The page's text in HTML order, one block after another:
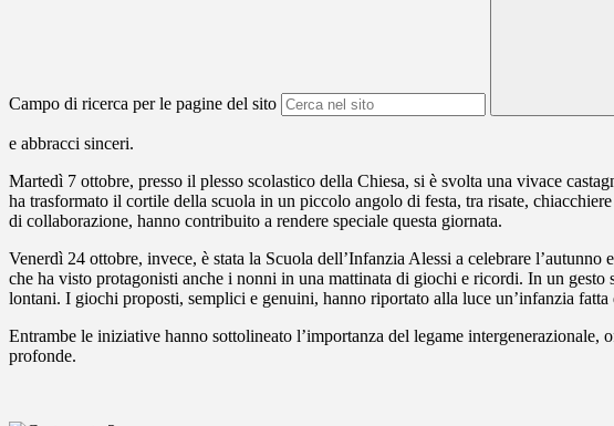
Campo di ricerca per le pagine del sito
e abbracci sinceri.
Martedì 7 ottobre, presso il plesso scolastico della Chiesa, si è svolta una vivace
ha trasformato il cortile della scuola in un piccolo angolo di festa, tra risate,
di collaborazione, hanno contribuito a rendere speciale questa giornata.
Venerdì 24 ottobre, invece, è stata la Scuola dell’Infanzia Alessi a celebrare
che ha visto protagonisti anche i nonni in una mattinata di giochi e ricordi. In un
lontani. I giochi proposti, semplici e genuini, hanno riportato alla luce un’infanzia
Entrambe le iniziative hanno sottolineato l’importanza del legame
profonde.